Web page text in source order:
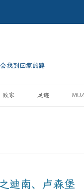
找到回家的路
败家 足迹
迪南、卢森堡